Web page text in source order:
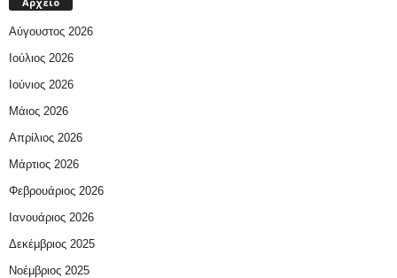
Αύγουστος 2026
Ιούλιος 2026
Ιούνιος 2026
Μάιος 2026
Απρίλιος 2026
Μάρτιος 2026
Φεβρουάριος 2026
Ιανουάριος 2026
Δεκέμβριος 2025
Νοέμβριος 2025